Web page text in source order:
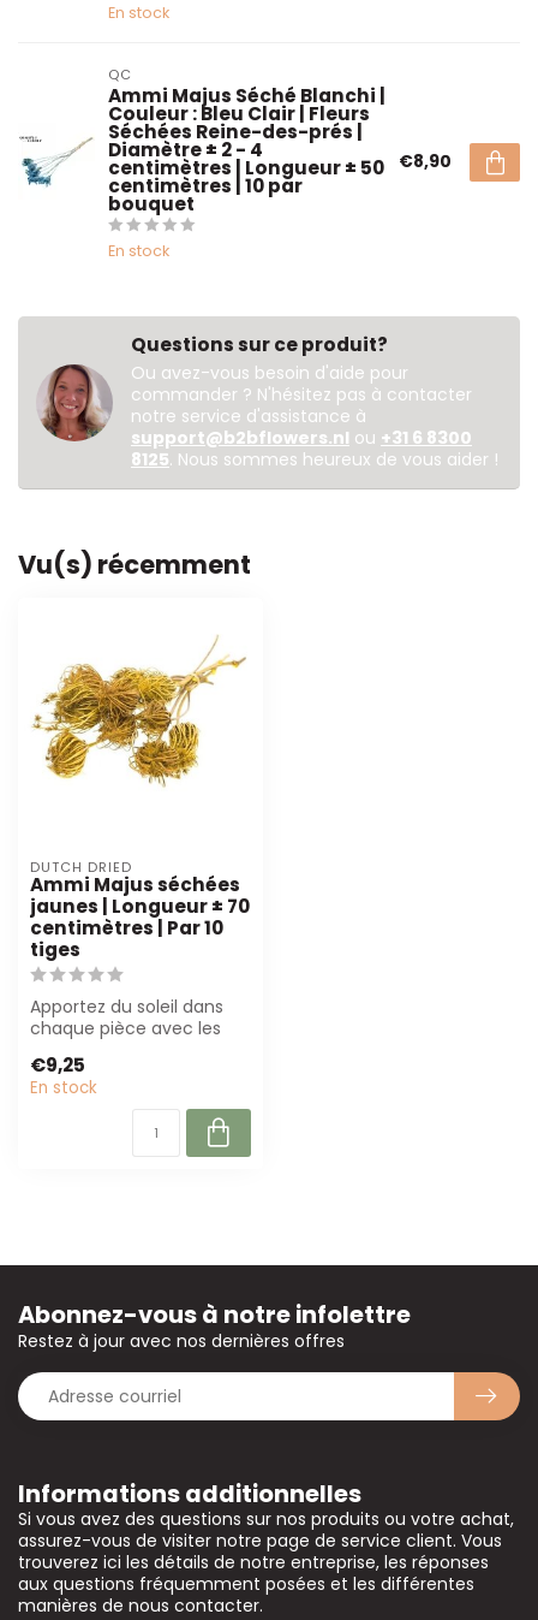
En stock
QC
Ammi Majus Séché Blanchi |
Couleur : Bleu Clair | Fleurs
Séchées Reine-des-prés |
Diamètre ± 2 - 4
centimètres | Longueur ± 50
centimètres | 10 par
bouquet
En stock
€8,90
Questions sur ce produit?
Ou avez-vous besoin d'aide pour
commander ? N'hésitez pas à contacter
notre service d'assistance à
support@b2bflowers.nl ou +31 6 8300
8125. Nous sommes heureux de vous aider !
Vu(s) récemment
DUTCH DRIED
Ammi Majus séchées
jaunes | Longueur ± 70
centimètres | Par 10
tiges
Apportez du soleil dans
chaque pièce avec les
Majus jaunes d...
€9,25
En stock
Informations additionnelles
Si vous avez des questions sur nos produits ou votre achat,
assurez-vous de visiter notre page de service client. Vous
trouverez ici les détails de notre entreprise, les réponses
aux questions fréquemment posées et les différentes
manières de nous contacter.
Abonnez-vous à notre infolettre
Restez à jour avec nos dernières offres